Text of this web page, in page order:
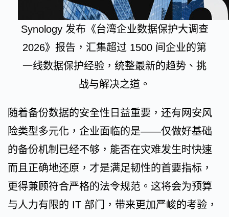
Synology 发布《台湾企业数据保护大调查
2026》报告，汇集超过 1500 间企业的第
一线数据保护经验，统整最新的趋势、挑
战与解决之道。
随着备份数据的安全性日益重要，还有网安风
险类型多元化，企业面临的是——仅做好基础
的备份机制已经不够，能否在灾难发生时快速
而且正确地还原，才是满足韧性的首要指标，
更得兼顾符合严格的法令规范。这将会为预算
与人力有限的 IT 部门，带来更加严峻的考验，